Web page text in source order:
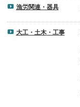
漁労関連・器具
大工・土木・工事